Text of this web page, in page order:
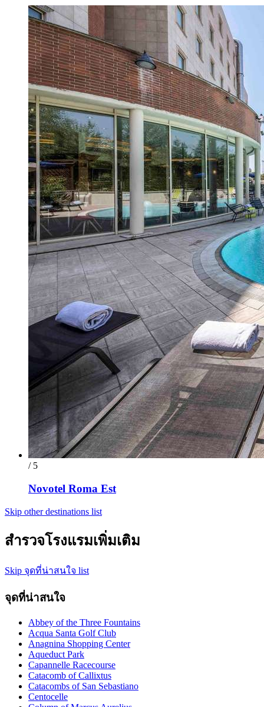
/ 5
Novotel Roma Est
Skip other destinations list
สำรวจโรงแรมเพิ่มเติม
Skip จุดที่น่าสนใจ list
จุดที่น่าสนใจ
Abbey of the Three Fountains
Acqua Santa Golf Club
Anagnina Shopping Center
Aqueduct Park
Capannelle Racecourse
Catacomb of Callixtus
Catacombs of San Sebastiano
Centocelle